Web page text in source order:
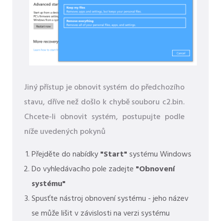
Jiný přístup je obnovit systém do předchozího
stavu, dříve než došlo k chybě souboru c2.bin.
Chcete-li obnovit systém, postupujte podle
níže uvedených pokynů
Přejděte do nabídky"Start"systému Windows
Do vyhledávacího pole zadejte "Obnovení
systému"
Spusťte nástroj obnovení systému - jeho název
se může lišit v závislosti na verzi systému